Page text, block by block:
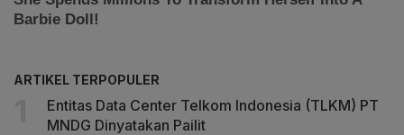
ARTIKEL TERPOPULER
Entitas Data Center Telkom Indonesia (TLKM) PT
MNDG Dinyatakan Pailit